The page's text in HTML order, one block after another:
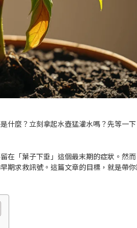
什麼？立刻拿起水壺猛灌水嗎？先等一
在「葉子下垂」這個最末期的症狀。然
期求救訊號。這篇文章的目標，就是帶